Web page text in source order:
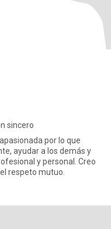
sincero
por lo que
ayudar a los demás y
y personal. Creo
respeto mutuo.